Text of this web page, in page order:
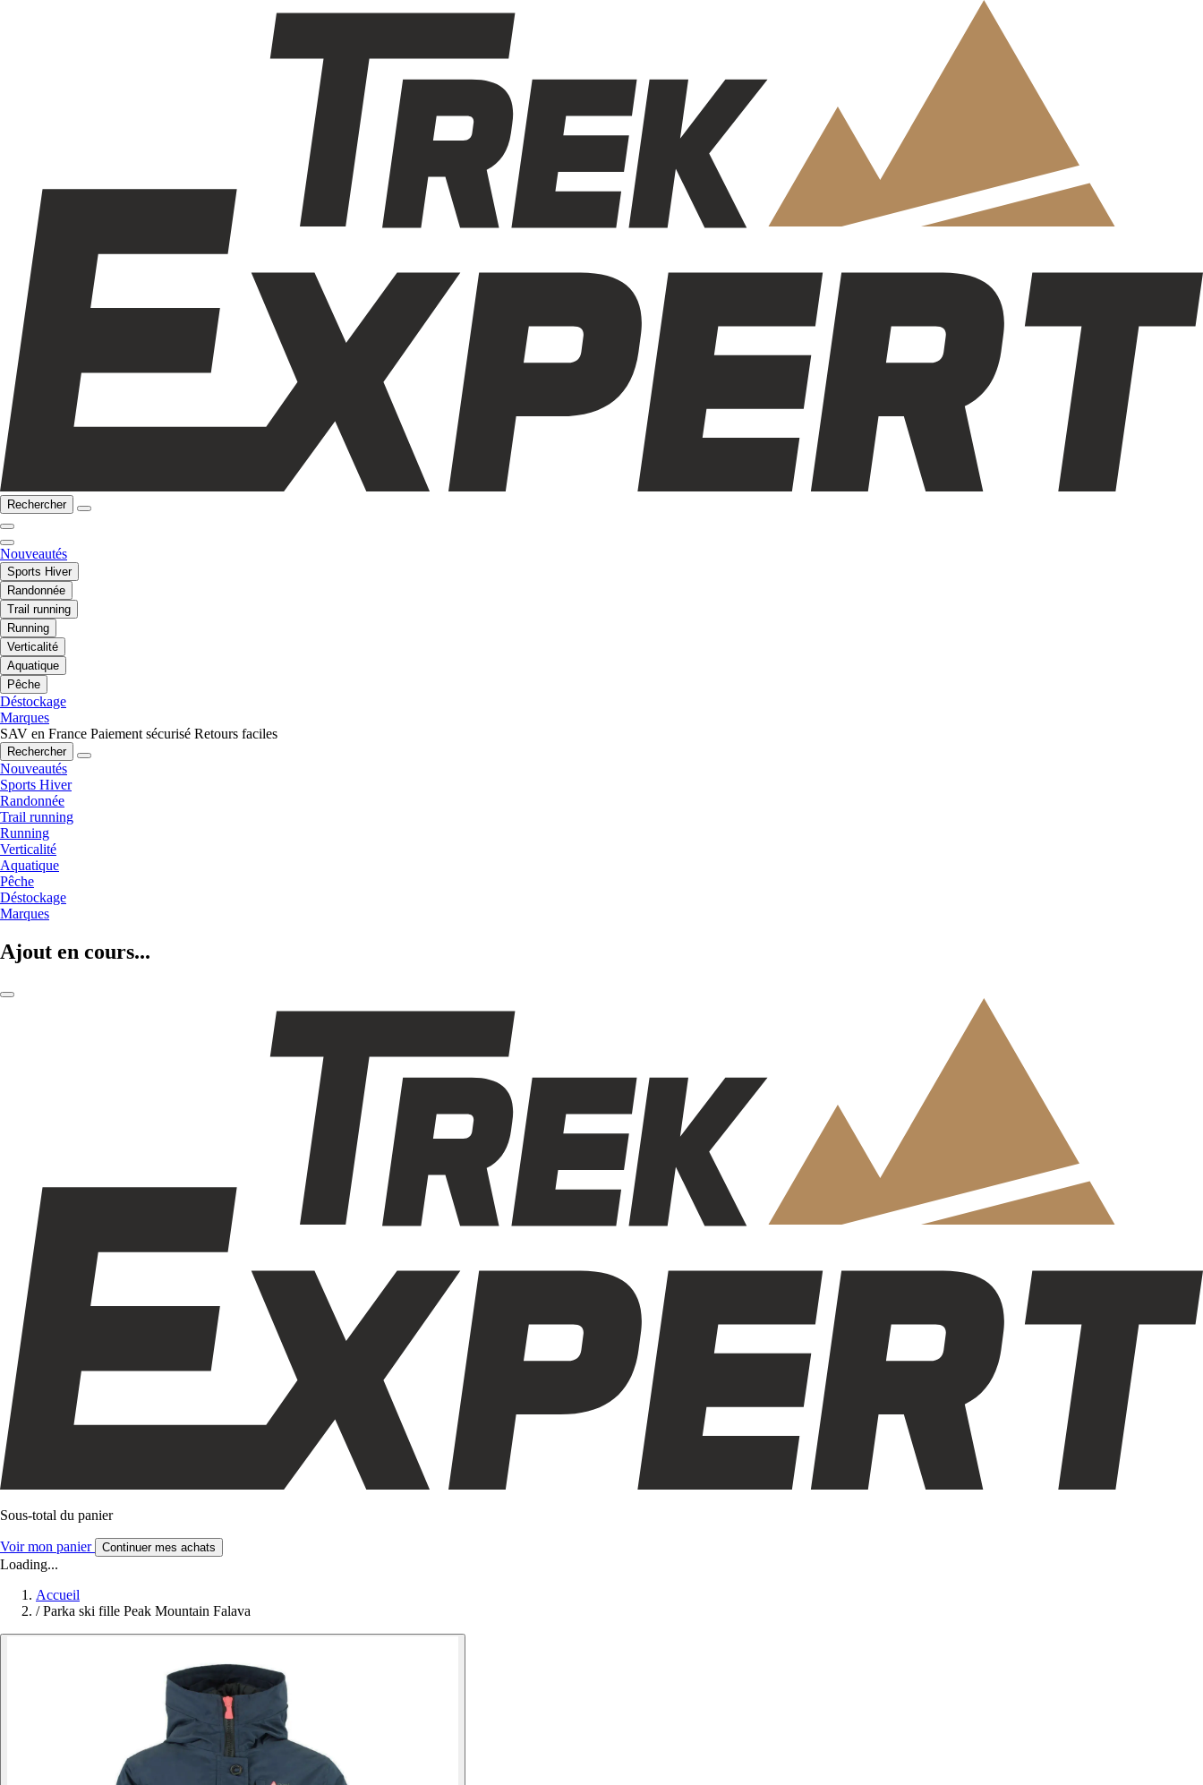
Rechercher
Nouveautés
Sports Hiver
Randonnée
Trail running
Running
Verticalité
Aquatique
Pêche
Déstockage
Marques
SAV en France Paiement sécurisé Retours faciles
Rechercher
Nouveautés
Sports Hiver
Randonnée
Trail running
Running
Verticalité
Aquatique
Pêche
Déstockage
Marques
Ajout en cours...
Sous-total du panier
Voir mon panier Continuer mes achats
Loading...
Accueil
/ Parka ski fille Peak Mountain Falava